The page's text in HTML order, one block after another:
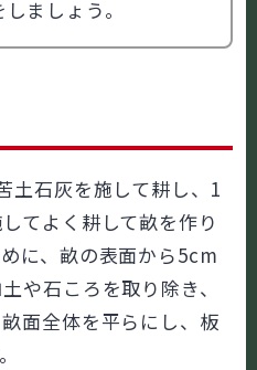
ましょう。
土石灰を施して耕し、1
てよく耕して畝を作り
に、畝の表面から5cm
や石ころを取り除き、
面全体を平らにし、板